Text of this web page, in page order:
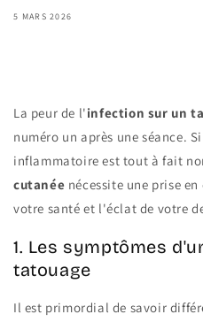
5 MARS 2026
La peur de l'infection sur un
numéro un après une séance.
inflammatoire est tout à fait
cutanée nécessite une prise
votre santé et l'éclat de votre
1. Les symptômes
tatouage
Il est primordial de savoir